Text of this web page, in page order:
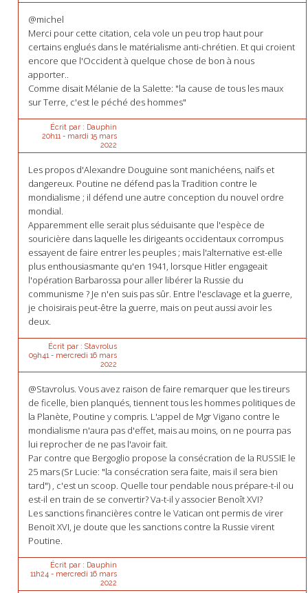
@michel
Merci pour cette citation, cela vole un peu trop haut pour
certains englués dans le matérialisme anti-chrétien. Et qui croient
encore que l'Occident à quelque chose de bon à nous
apporter..
Comme disait Mélanie de la Salette: "la cause de tous les maux
sur Terre, c'est le péché des hommes"
Écrit par : Dauphin
20h11 - mardi 15 mars
2022
Les propos d'Alexandre Douguine sont manichéens, naïfs et
dangereux. Poutine ne défend pas la Tradition contre le
mondialisme ; il défend une autre conception du nouvel ordre
mondial.
Apparemment elle serait plus séduisante que l'espèce de
souricière dans laquelle les dirigeants occidentaux corrompus
essayent de faire entrer les peuples ; mais l'alternative est-elle
plus enthousiasmante qu'en 1941, lorsque Hitler engageait
l'opération Barbarossa pour aller libérer la Russie du
communisme ? Je n'en suis pas sûr. Entre l'esclavage et la guerre,
je choisirais peut-être la guerre, mais on peut aussi avoir les
deux.
Écrit par : Stavrolus
09h41 - mercredi 16 mars
2022
@Stavrolus. Vous avez raison de faire remarquer que les tireurs
de ficelle, bien planqués, tiennent tous les hommes politiques de
la Planète, Poutine y compris. L'appel de Mgr Vigano contre le
mondialisme n'aura pas d'effet, mais au moins, on ne pourra pas
lui reprocher de ne pas l'avoir fait.
Par contre que Bergoglio propose la consécration de la RUSSIE le
25 mars (Sr Lucie: "la consécration sera faite, mais il sera bien
tard") , c'est un scoop. Quelle tour pendable nous prépare-t-il ou
est-il en train de se convertir? Va-t-il y associer Benoît XVI?
Les sanctions financières contre le Vatican ont permis de virer
Benoït XVI, je doute que les sanctions contre la Russie virent
Poutine.
Écrit par : Dauphin
11h24 - mercredi 16 mars
2022